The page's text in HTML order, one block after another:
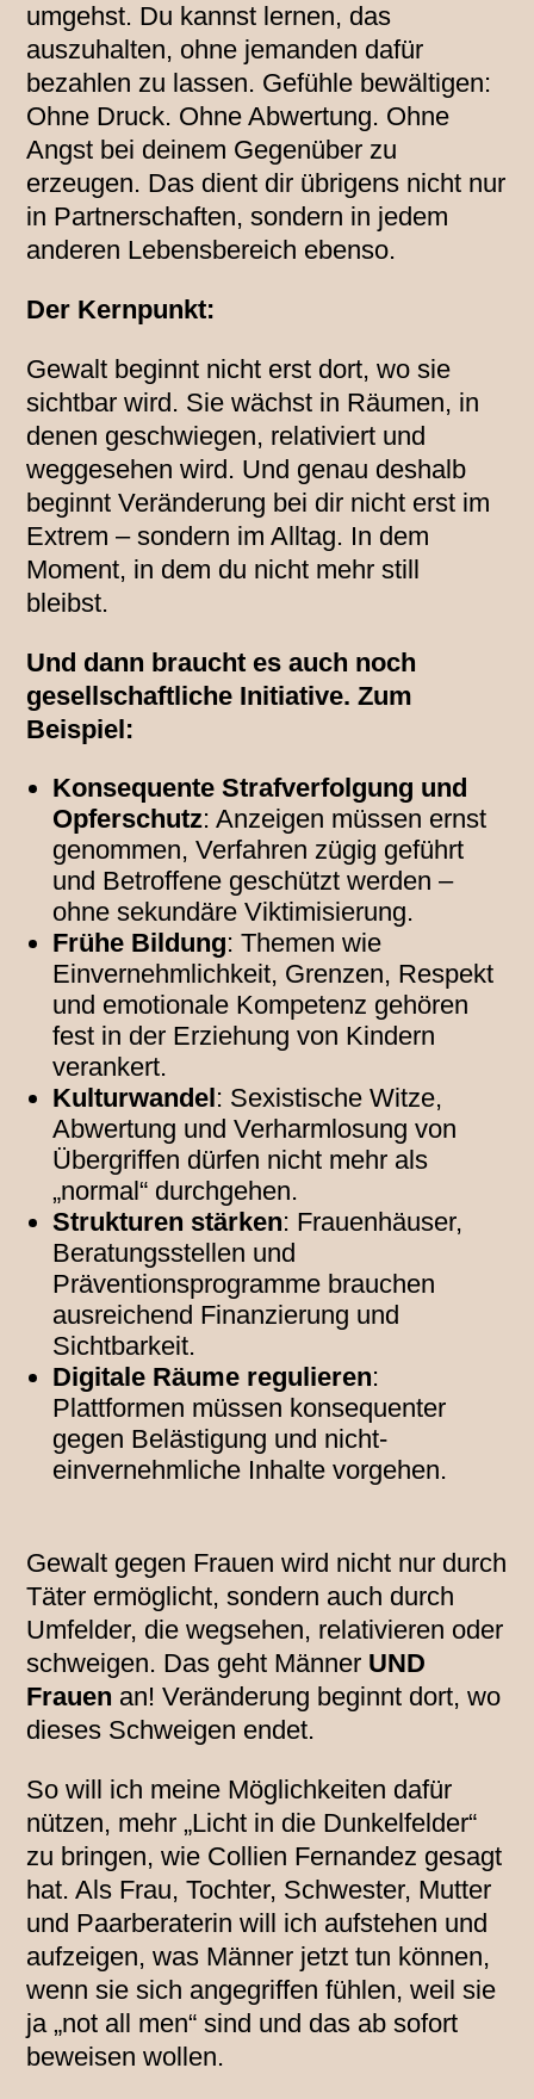
umgehst. Du kannst lernen, das
auszuhalten, ohne jemanden dafür
bezahlen zu lassen. Gefühle bewältigen:
Ohne Druck. Ohne Abwertung. Ohne
Angst bei deinem Gegenüber zu
erzeugen. Das dient dir übrigens nicht nur
in Partnerschaften, sondern in jedem
anderen Lebensbereich ebenso.
Der Kernpunkt:
Gewalt beginnt nicht erst dort, wo sie
sichtbar wird. Sie wächst in Räumen, in
denen geschwiegen, relativiert und
weggesehen wird. Und genau deshalb
beginnt Veränderung bei dir nicht erst im
Extrem – sondern im Alltag. In dem
Moment, in dem du nicht mehr still
bleibst.
Und dann braucht es auch noch
gesellschaftliche Initiative. Zum
Beispiel:
Konsequente Strafverfolgung und
Opferschutz: Anzeigen müssen ernst
genommen, Verfahren zügig geführt
und Betroffene geschützt werden –
ohne sekundäre Viktimisierung.
Frühe Bildung: Themen wie
Einvernehmlichkeit, Grenzen, Respekt
und emotionale Kompetenz gehören
fest in der Erziehung von Kindern
verankert.
Kulturwandel : Sexistische Witze,
Abwertung und Verharmlosung von
Übergriffen dürfen nicht mehr als
„normal“ durchgehen.
Strukturen stärken: Frauenhäuser,
Beratungsstellen und
Präventionsprogramme brauchen
ausreichend Finanzierung und
Sichtbarkeit.
Digitale Räume regulieren:
Plattformen müssen konsequenter
gegen Belästigung und nicht-
einvernehmliche Inhalte vorgehen.
Gewalt gegen Frauen wird nicht nur durch
Täter ermöglicht, sondern auch durch
Umfelder, die wegsehen, relativieren oder
schweigen. Das geht Männer UND
Frauen an! Veränderung beginnt dort, wo
dieses Schweigen endet.
So will ich meine Möglichkeiten dafür
nützen, mehr „Licht in die Dunkelfelder“
zu bringen, wie Collien Fernandez gesagt
hat. Als Frau, Tochter, Schwester, Mutter
und Paarberaterin will ich aufstehen und
aufzeigen, was Männer jetzt tun können,
wenn sie sich angegriffen fühlen, weil sie
ja „not all men“ sind und das ab sofort
beweisen wollen.